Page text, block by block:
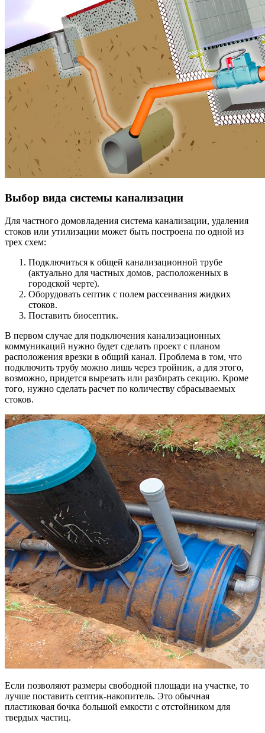
Выбор вида системы канализации
Для частного домовладения система канализации, удаления
стоков или утилизации может быть построена по одной из
трех схем:
Подключиться к общей канализационной трубе
(актуально для частных домов, расположенных в
городской черте).
Оборудовать септик с полем рассеивания жидких
стоков.
Поставить биосептик.
В первом случае для подключения канализационных
коммуникаций нужно будет сделать проект с планом
расположения врезки в общий канал. Проблема в том, что
подключить трубу можно лишь через тройник, а для этого,
возможно, придется вырезать или разбирать секцию. Кроме
того, нужно сделать расчет по количеству сбрасываемых
стоков.
Если позволяют размеры свободной площади на участке, то
лучше поставить септик-накопитель. Это обычная
пластиковая бочка большой емкости с отстойником для
твердых частиц.